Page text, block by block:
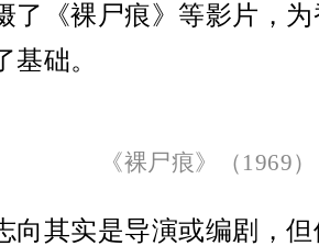
了《裸尸痕》等影片，
基础。
《裸尸痕》（1969）
向其实是导演或编剧，